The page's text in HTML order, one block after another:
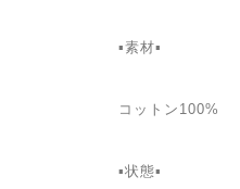
▪️素材▪
コットン100%
▪️状態▪️